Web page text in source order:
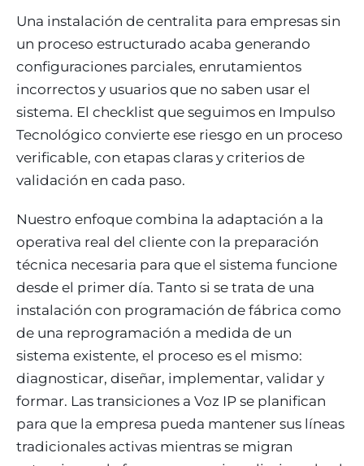
Una instalación de centralita para empresas sin
un proceso estructurado acaba generando
configuraciones parciales, enrutamientos
incorrectos y usuarios que no saben usar el
sistema. El checklist que seguimos en Impulso
Tecnológico convierte ese riesgo en un proceso
verificable, con etapas claras y criterios de
validación en cada paso.
Nuestro enfoque combina la adaptación a la
operativa real del cliente con la preparación
técnica necesaria para que el sistema funcione
desde el primer día. Tanto si se trata de una
instalación con programación de fábrica como
de una reprogramación a medida de un
sistema existente, el proceso es el mismo:
diagnosticar, diseñar, implementar, validar y
formar. Las transiciones a Voz IP se planifican
para que la empresa pueda mantener sus líneas
tradicionales activas mientras se migran